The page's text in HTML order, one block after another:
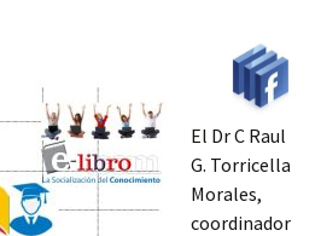
El Dr C Raul
G. Torricella
Morales,
coordinador